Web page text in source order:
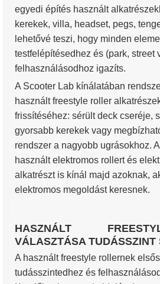
egyedi építés használt
kerekek, villa, headset, pegs,
lehetővé teszi, hogy minden
testfelépítésedhez és (park, street
felhasználásodhoz igazíts.
A Scooter Lab kínálatában
használt freestyle roller
frissítéséhez: sérült deck cseréje,
gyorsabb kerekek vagy
rendszer a nagyobb ugrásokhoz.
használt elektromos rollert és
alkatrészt is kínál majd azoknak,
elektromos megoldást keresnek.
HASZNÁLT
VÁLASZTÁSA TUDÁSSZINT
A használt freestyle rollernek
tudásszintedhez és